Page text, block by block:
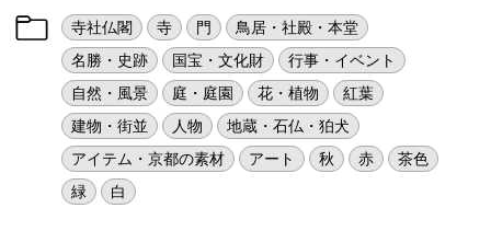
寺社仏閣 寺 門
鳥居・社殿・本堂
名勝・史跡
国宝・文化財
行事・イベント
自然・風景
庭・庭園 花・植物
紅葉
建物・街並
人物
地蔵・石仏・狛犬
アイテム・京都の素材
アート 秋 赤
茶色
緑
白